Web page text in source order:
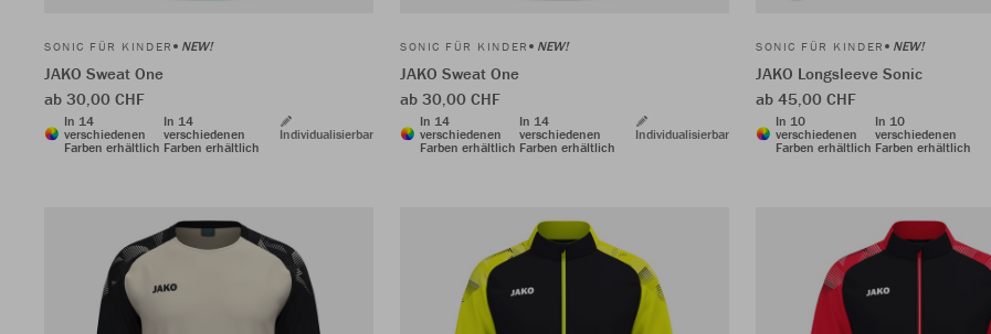
SONIC FÜR KINDER NEW!
JAKO Sweat One
ab 30,00 CHF
In 14
verschiedenen
Farben erhältlich
In 14
verschiedenen
Farben erhältlich
Individualisierbar
SONIC FÜR KINDER NEW!
JAKO Sweat One
ab 30,00 CHF
In 14
verschiedenen
Farben erhältlich
In 14
verschiedenen
Farben erhältlich
Individualisierbar
SONIC FÜR KINDER NEW!
JAKO Longsleeve Sonic
ab 45,00 CHF
In 10
verschiedenen
Farben erhältlich
In 10
verschiedenen
Farben erhältlich